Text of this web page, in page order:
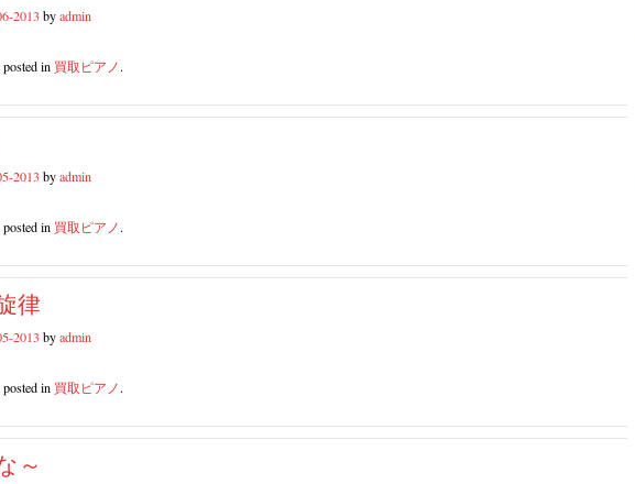
2013byadmin
in 買取ピアノ.
2013byadmin
in 買取ピアノ.
律
2013byadmin
in 買取ピアノ.
～